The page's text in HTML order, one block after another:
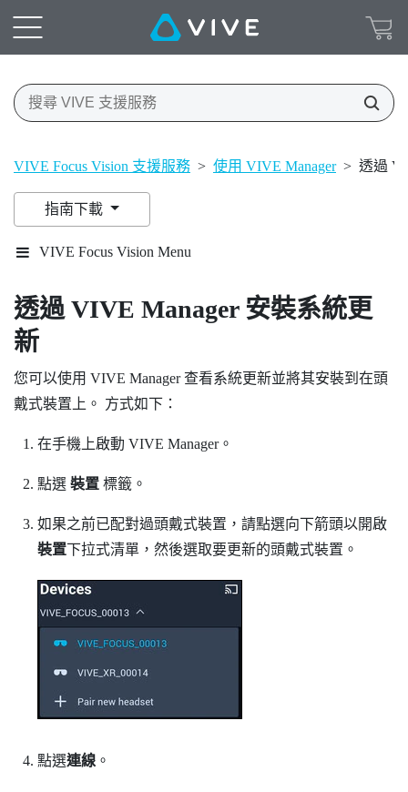
VIVE Focus Vision 支援服務 > 使用 VIVE Manager > 透過
指南下載
VIVE Focus Vision Menu
透過VIVE Manager安裝系統更
新
您可以使用 VIVE Manager查看系統更新並將其安裝到在頭
戴式裝置上。 方式如下：
在手機上啟動 VIVE Manager。
點選 裝置標籤。
如果之前已配對過頭戴式裝置，請點選向下箭頭以開啟
裝置下拉式清單，然後選取要更新的頭戴式裝置。
點選連線。